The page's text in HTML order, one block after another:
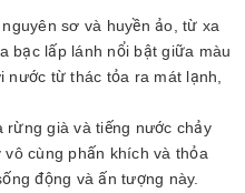
sơ và huyền ảo, từ xa
bạc lấp lánh nổi bật giữa màu
nước từ thác tỏa ra mát lạnh,
rừng già và tiếng nước chảy
cùng phấn khích và thỏa
động và ấn tượng này.